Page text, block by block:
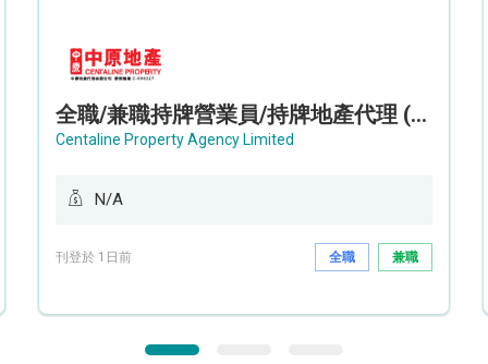
全職/兼職持牌營業員/持牌地產代理 (長沙灣/將軍澳/油塘)
Centaline Property Agency Limited
N/A
刊登於 1日前 全職 兼職